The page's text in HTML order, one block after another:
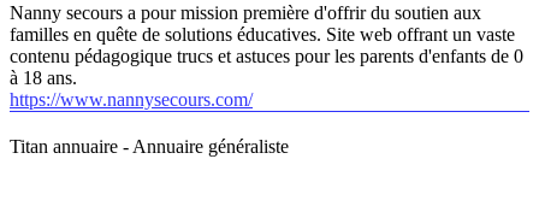
Nanny secours a pour mission première d'offrir du soutien aux
familles en quête de solutions éducatives. Site web offrant un vaste
contenu pédagogique trucs et astuces pour les parents d'enfants de 0
à 18 ans.
https://www.nannysecours.com/
Titan annuaire - Annuaire généraliste